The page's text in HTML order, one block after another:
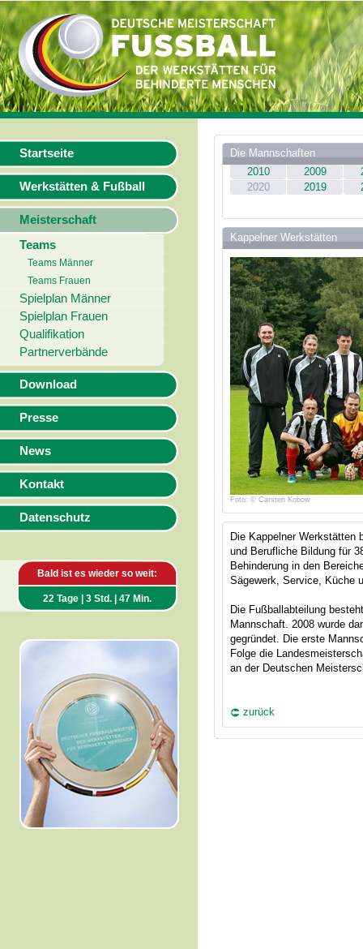
Startseite
Werkstätten & Fußball
Meisterschaft
Teams
Teams Männer
Teams Frauen
Spielplan Männer
Spielplan Frauen
Qualifikation
Partnerverbände
Download
Presse
News
Kontakt
Datenschutz
Bald ist es wieder so weit:
22 Tage | 3 Std. | 47 Min.
Die Mannschaften
2010
2009
2020
2019
Kappelner Werkstätten
Foto: © Carsten Kobow
Die Kappelner Werkstätten
und Berufliche Bildung für
Behinderung in den
Sägewerk, Service, Küche
Die Fußballabteilung
Mannschaft. 2008 wurde
gegründet. Die erste
Folge die
an der Deutschen
zurück